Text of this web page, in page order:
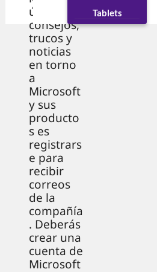
últimos
consejos,
trucos y
noticias
en torno
a
Microsoft
y sus
producto
s es
registrars
e para
recibir
correos
de la
compañía
. Deberás
crear una
cuenta de
Microsoft
Tablets